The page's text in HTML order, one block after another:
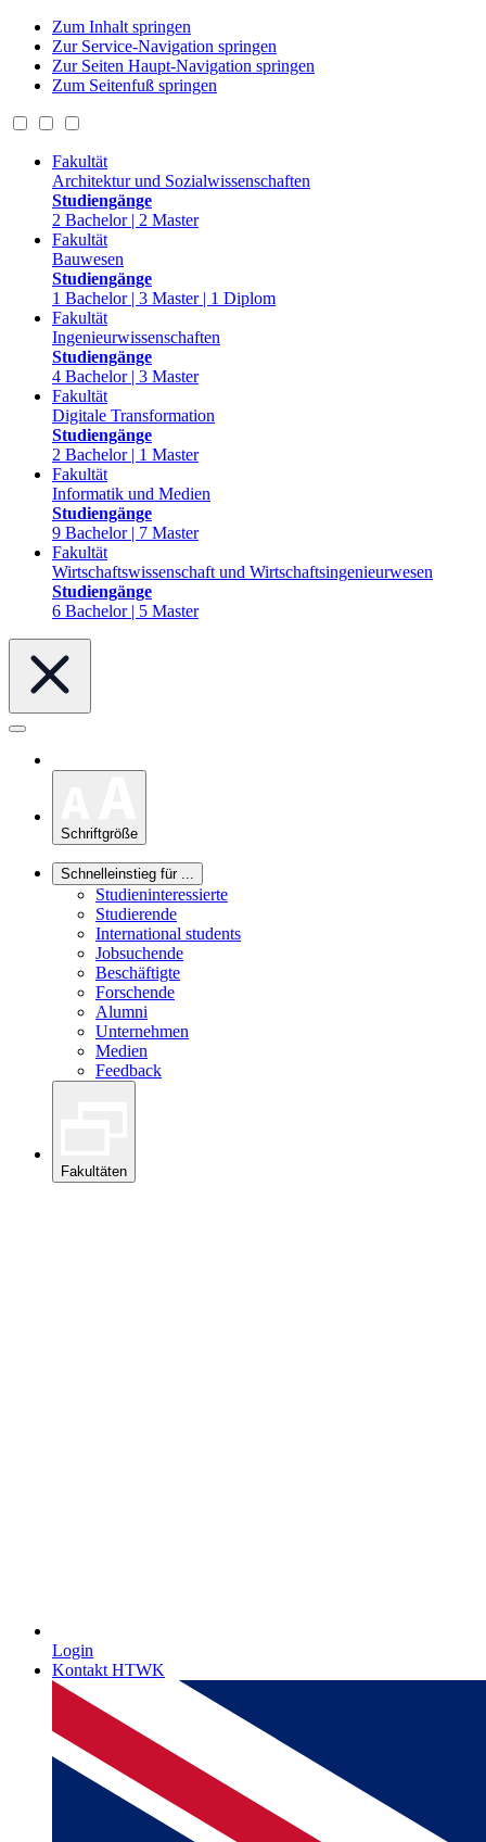
Zum Inhalt springen
Zur Service-Navigation springen
Zur Seiten Haupt-Navigation springen
Zum Seitenfuß springen
Fakultät
Architektur und Sozialwissenschaften
Studiengänge
2 Bachelor | 2 Master
Fakultät
Bauwesen
Studiengänge
1 Bachelor | 3 Master | 1 Diplom
Fakultät
Ingenieurwissenschaften
Studiengänge
4 Bachelor | 3 Master
Fakultät
Digitale Transformation
Studiengänge
2 Bachelor | 1 Master
Fakultät
Informatik und Medien
Studiengänge
9 Bachelor | 7 Master
Fakultät
Wirtschaftswissenschaft und Wirtschaftsingenieurwesen
Studiengänge
6 Bachelor | 5 Master
Schriftgröße
Schnelleinstieg für ...
Studieninteressierte
Studierende
International students
Jobsuchende
Beschäftigte
Forschende
Alumni
Unternehmen
Medien
Feedback
Fakultäten
Login
Kontakt HTWK